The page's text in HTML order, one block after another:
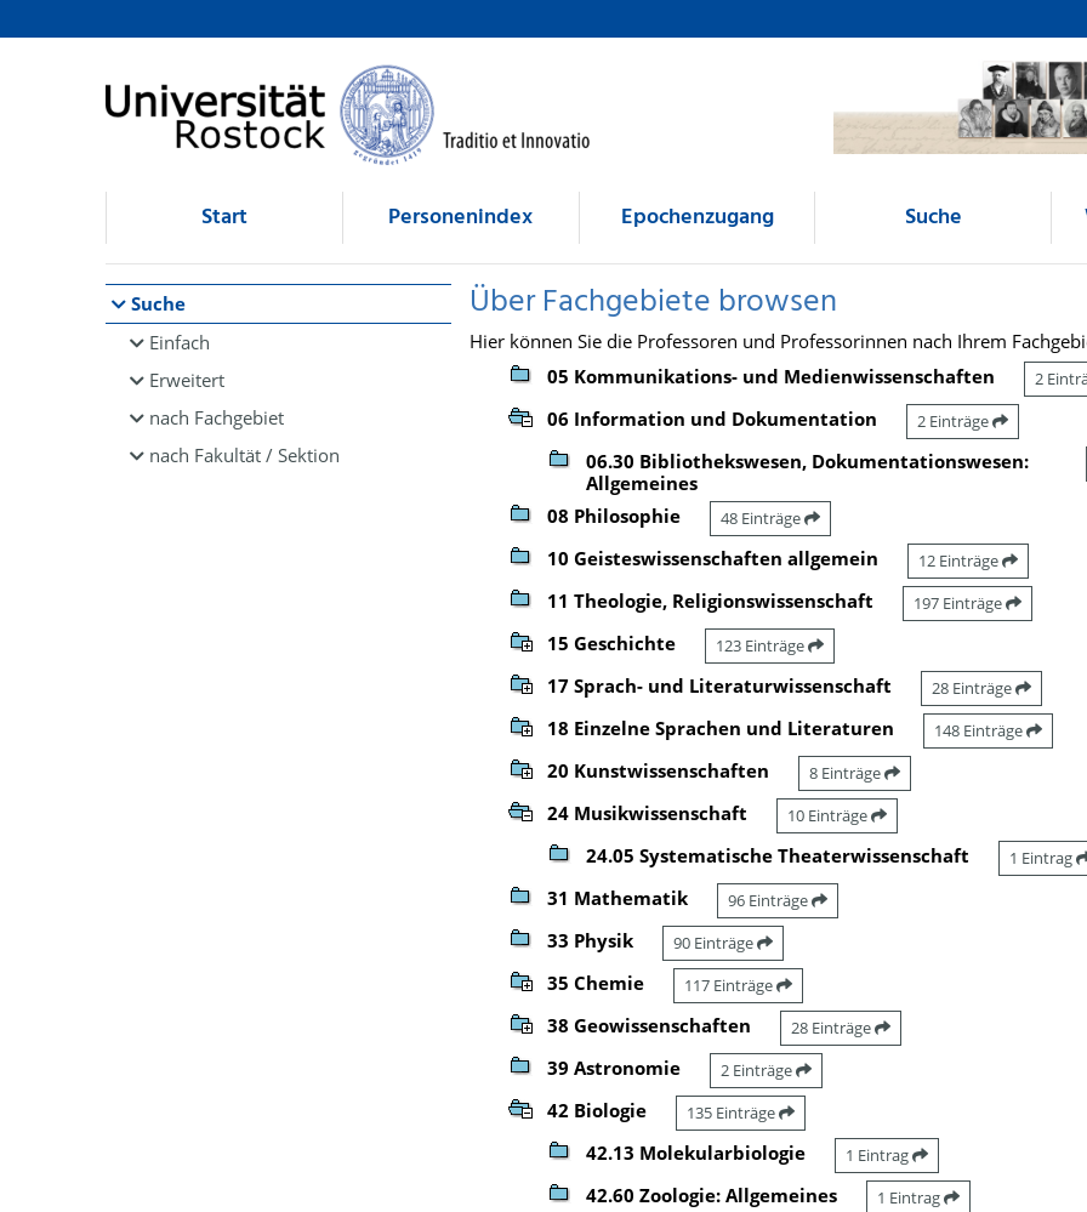
Browsen
direkt zum Inhalt
Start Personenindex Epochenzugang Suche
Suche
Einfach
Erweitert
nach Fachgebiet
nach Fakultät / Sektion
Über Fachgebiete browsen
Hier können Sie die Professoren und Professorinnen nach Ihrem
05 Kommunikations- und Medienwissenschaften
2
06 Information und Dokumentation 2 Einträge
06.30 Bibliothekswesen, Dokumentationswesen:
Allgemeines
08 Philosophie 48 Einträge
10 Geisteswissenschaften allgemein 12 Einträge
11 Theologie, Religionswissenschaft 197 Einträge
15 Geschichte 123 Einträge
17 Sprach- und Literaturwissenschaft 28 Einträge
18 Einzelne Sprachen und Literaturen 148 Einträge
20 Kunstwissenschaften 8 Einträge
24 Musikwissenschaft 10 Einträge
24.05 Systematische Theaterwissenschaft 1 Eintrag
31 Mathematik 96 Einträge
33 Physik 90 Einträge
35 Chemie 117 Einträge
38 Geowissenschaften 28 Einträge
39 Astronomie 2 Einträge
42 Biologie 135 Einträge
42.13 Molekularbiologie 1 Eintrag
42.60 Zoologie: Allgemeines 1 Eintrag